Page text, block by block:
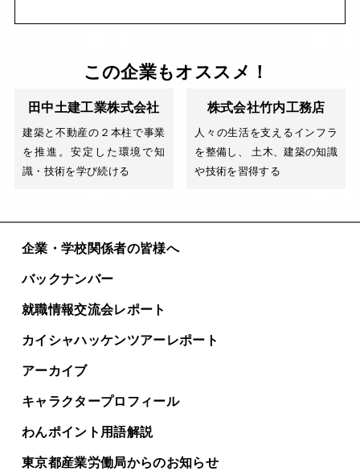
この企業もオススメ！
田中土建工業株式会社
建築と不動産の２本柱で事業
を推進。安定した環境で知
識・技術を学び続ける
株式会社竹内工務店
人々の生活を支えるインフラ
を整備し、 土木、建築の知識
や技術を習得する
企業・学校関係者の皆様へ
バックナンバー
就職情報交流会レポート
カイシャハッケンツアーレポート
アーカイブ
キャラクタープロフィール
わんポイント用語解説
東京都産業労働局からのお知らせ